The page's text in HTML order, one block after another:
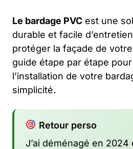
Le bardage PVC est une
durable et facile
protéger la façade de
guide étape par étape
l’installation de votre
simplicité.
Retour perso
J’ai déménagé en 2024